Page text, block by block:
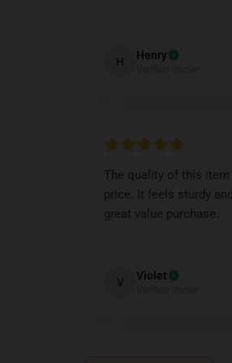
H Henry
The quality of this
price. It feels sturdy
great value purchase.
V Violet